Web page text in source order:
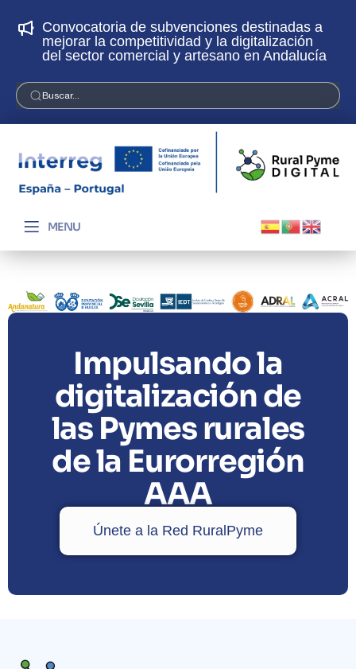
Convocatoria de subvenciones destinadas a
mejorar la competitividad y la digitalización
del sector comercial y artesano en Andalucía
Buscar...
MENU
Impulsando la
digitalización de
las Pymes rurales
de la Eurorregión
AAA
Únete a la Red RuralPyme